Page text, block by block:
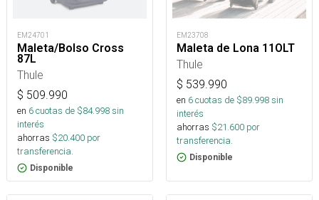
EM24701
Maleta/Bolso Cross
87L
Thule
$ 509.990
en 6cuotas de $84.998sin
interés
ahorras $20.400 por
transferencia.
Disponible
EM23708
Maleta de Lona 11OLT
Thule
$ 539.990
en 6cuotas de $89.998sin
interés
ahorras $21.600 por
transferencia.
Disponible